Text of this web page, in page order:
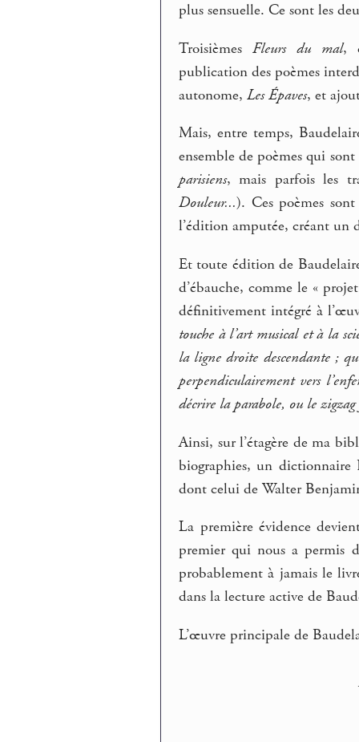
plus sensuelle. Ce sont les
Troisièmes Fleurs du mal,
publication des poèmes
autonome,Les Épaves, et
Mais, entre temps,
ensemble de poèmes qui
parisiens, mais parfois les
Douleur...). Ces poèmes
l’édition amputée, créant
Et toute édition de
d’ébauche, comme le «
définitivement intégré à
touche à l’art musical et à la
la ligne droite descendante ;
perpendiculairement vers
décrire la parabole, ou le zigzag
Ainsi, sur l’étagère de ma
biographies, un dictionnaire
dont celui de Walter
La première évidence
premier qui nous a permis
probablement à jamais le
dans la lecture active de
L’œuvre principale de